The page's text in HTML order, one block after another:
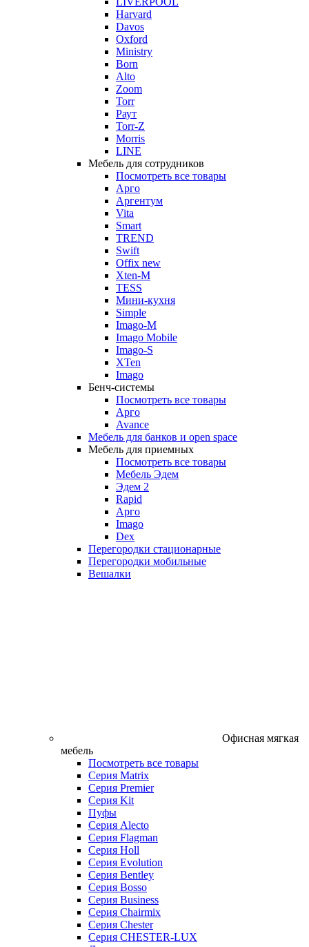
Harvard
Davos
Oxford
Ministry
Born
Alto
Zoom
Torr
Раут
Torr-Z
Morris
LINE
Мебель для сотрудников
Посмотреть все товары
Арго
Аргентум
Vita
Smart
TREND
Swift
Offix new
Xten-M
TESS
Мини-кухня
Simple
Imago-M
Imago Mobile
Imago-S
XTen
Imago
Бенч-системы
Посмотреть все товары
Арго
Avance
Мебель для банков и open space
Мебель для приемных
Посмотреть все товары
Мебель Эдем
Эдем 2
Rapid
Арго
Imago
Dex
Перегородки стационарные
Перегородки мобильные
Вешалки
Офисная мягкая
мебель
Посмотреть все товары
Серия Matrix
Серия Premier
Серия Kit
Пуфы
Серия Alecto
Серия Flagman
Серия Holl
Серия Evolution
Серия Bentley
Серия Bosso
Серия Business
Серия Chairmix
Серия Chester
Серия CHESTER-LUX